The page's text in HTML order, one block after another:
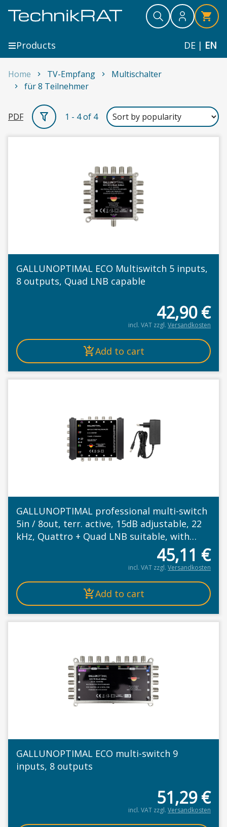
Search
Search
Search
DE | EN
Products
Home TV-Empfang
Multischalter
für 8 Teilnehmer
für 8 Teilnehmer
PDF 1 - 4 of 4
GALLUNOPTIMAL ECO Multiswitch 5 inputs,
8 outputs, Quad LNB capable
42,90€
incl. VAT zzgl. Versandkosten
Add to cart
GALLUNOPTIMAL professional multi-switch
5in / 8out, terr. active, 15dB adjustable, 22
kHz, Quattro + Quad LNB suitable, with
45,11 €
incl. VAT zzgl. Versandkosten
Add to cart
GALLUNOPTIMAL ECO multi-switch 9
inputs, 8 outputs
51,29€
incl. VAT zzgl. Versandkosten